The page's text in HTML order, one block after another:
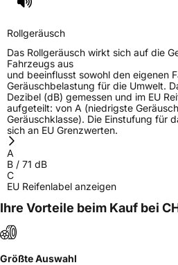
Allgemeine Produktsicherheit
Herstellerkontakt
370 7547 RD
Rollgeräusch
Das Rollgeräusch wirkt sich auf die
Fahrzeugs aus
und beeinflusst sowohl den eigenen
Geräuschbelastung für die Umwelt.
Dezibel (dB) gemessen und im EU
aufgeteilt: von A (niedrigste
Geräuschklasse). Die Einstufung für
sich an EU Grenzwerten.
A
B / 71 dB
C
EU Reifenlabel anzeigen
Ihre Vorteile beim Kauf bei
Größte Auswahl